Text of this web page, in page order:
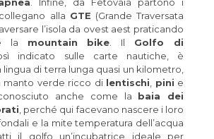
alla GTE (Grande Traversata
l’isola da ovest aest praticando
la mountain bike . Il Golfo di
indicato sulle carte nautiche, è
di terra lunga quasi un kilometro,
manto verde ricco di lentischi pini e
anche come la baia dei
, perché qui facevano nascere i loro
e la mite temperatura dell’acqua
il golfo un’incubatrice ideale per